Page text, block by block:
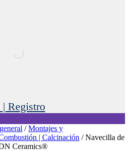
Registro
/Montajes y
| Calcinación / Navecilla de
Ceramics®